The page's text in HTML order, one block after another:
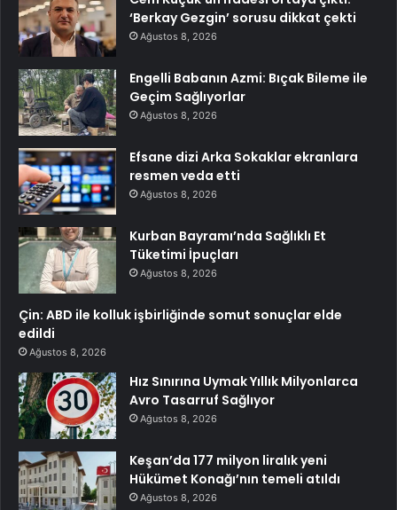
‘Berkay Gezgin’ sorusu dikkat çekti
Ağustos 8, 2026
Engelli Babanın Azmi: Bıçak Bileme ile
Geçim Sağlıyorlar
Ağustos 8, 2026
Efsane dizi Arka Sokaklar ekranlara
resmen veda etti
Ağustos 8, 2026
Kurban Bayramı’nda Sağlıklı Et
Tüketimi İpuçları
Ağustos 8, 2026
Çin: ABD ile kolluk işbirliğinde somut sonuçlar elde
edildi
Ağustos 8, 2026
Hız Sınırına Uymak Yıllık Milyonlarca
Avro Tasarruf Sağlıyor
Ağustos 8, 2026
Keşan’da 177 milyon liralık yeni
Hükümet Konağı’nın temeli atıldı
Ağustos 8, 2026